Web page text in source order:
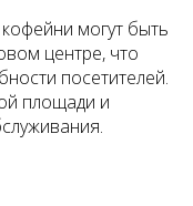
могут быть
центре, что
посетителей.
площади и